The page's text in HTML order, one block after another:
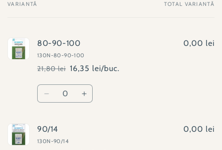
Coșul
VARIANTĂ TOTAL VARIANTĂ
80-90-100
130N-80-90-100
Preț
obișnuit
21,80 lei
Preț
redus
16,35 lei/buc.
0,00 lei
Cantitate
Reduceți
80-
90-
Creșteți
90/14
130N-90/14
0,00 lei